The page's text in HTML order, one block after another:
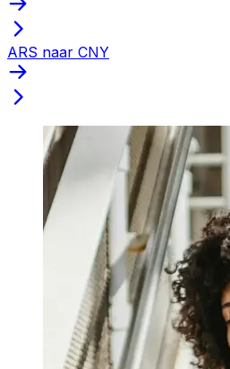
ARS naar CNY